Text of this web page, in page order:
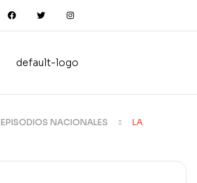
EPISODIOS NACIONALES
LA